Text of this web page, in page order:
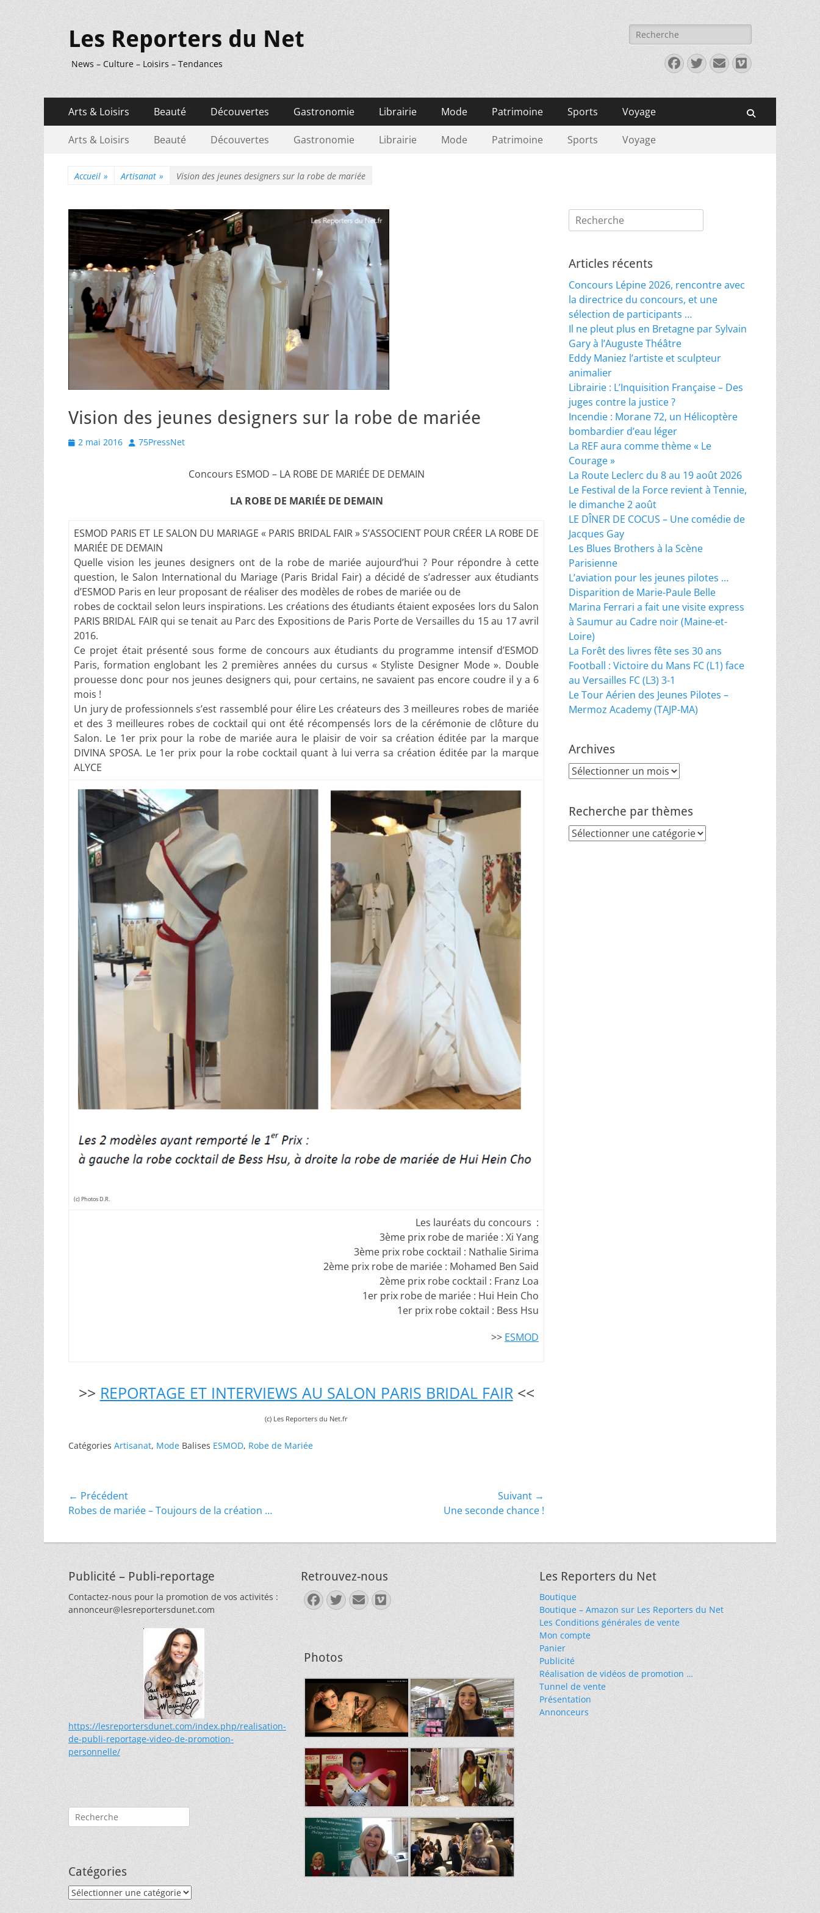
Les Reporters du Net
News – Culture – Loisirs – Tendances
Rechercher :
Facebook
Twitter
E-
mail
Vimeo
Menu
principal
contenu
Arts & Loisirs Beauté Découvertes Gastronomie Librairie Mode Patrimoine Sports Voyage
Menu
Arts & Loisirs Beauté Découvertes Gastronomie Librairie Mode Patrimoine Sports Voyage
Accueil » Artisanat » Vision des jeunes designers sur la robe de mariée
Vision des jeunes designers sur la robe de mariée
Posted
2 mai 2016 Author
75PressNet
Concours ESMOD – LA ROBE DE MARIÉE DE DEMAIN
LA ROBE DE MARIÉE DE DEMAIN
ESMOD PARIS ET LE SALON DU MARIAGE « PARIS BRIDAL FAIR » S’ASSOCIENT POUR CRÉER LA ROBE DE
MARIÉE DE DEMAIN
Quelle vision les jeunes designers ont de la robe de mariée aujourd’hui ? Pour répondre à cette
question, le Salon International du Mariage (Paris Bridal Fair) a décidé de s’adresser aux étudiants
d’ESMOD Paris en leur proposant de réaliser des modèles de robes de mariée ou de
robes de cocktail selon leurs inspirations. Les créations des étudiants étaient exposées lors du Salon
PARIS BRIDAL FAIR qui se tenait au Parc des Expositions de Paris Porte de Versailles du 15 au 17 avril
2016.
Ce projet était présenté sous forme de concours aux étudiants du programme intensif d’ESMOD
Paris, formation englobant les 2 premières années du cursus « Styliste Designer Mode ». Double
prouesse donc pour nos jeunes designers qui, pour certains, ne savaient pas encore coudre il y a 6
mois !
Un jury de professionnels s’est rassemblé pour élire Les créateurs des 3 meilleures robes de mariée
et des 3 meilleures robes de cocktail qui ont été récompensés lors de la cérémonie de clôture du
Salon. Le 1er prix pour la robe de mariée aura le plaisir de voir sa création éditée par la marque
DIVINA SPOSA. Le 1er prix pour la robe cocktail quant à lui verra sa création éditée par la marque
ALYCE
(c) Photos D.R.
Les lauréats du concours :
3ème prix robe de mariée : Xi Yang
3ème prix robe cocktail : Nathalie Sirima
2ème prix robe de mariée : Mohamed Ben Said
2ème prix robe cocktail : Franz Loa
1er prix robe de mariée : Hui Hein Cho
1er prix robe coktail : Bess Hsu
>> ESMOD
>> REPORTAGE ET INTERVIEWS AU SALON PARIS BRIDAL FAIR<<
(c) Les Reporters du Net.fr
Catégories Artisanat, Mode Balises ESMOD, Robe de Mariée
Navigation
de
l’article
← Précédent
Article
Robes de mariée – Toujours de la création …
Suivant →
Une seconde chance !
Rechercher :
Articles récents
Concours Lépine 2026, rencontre avec
la directrice du concours, et une
sélection de participants …
Il ne pleut plus en Bretagne par Sylvain
Gary à l’Auguste Théâtre
Eddy Maniez l’artiste et sculpteur
animalier
Librairie : L’Inquisition Française – Des
juges contre la justice ?
Incendie : Morane 72, un Hélicoptère
bombardier d’eau léger
La REF aura comme thème « Le
Courage »
La Route Leclerc du 8 au 19 août 2026
Le Festival de la Force revient à Tennie,
le dimanche 2 août
LE DÎNER DE COCUS – Une comédie de
Jacques Gay
Les Blues Brothers à la Scène
Parisienne
L’aviation pour les jeunes pilotes …
Disparition de Marie-Paule Belle
Marina Ferrari a fait une visite express
à Saumur au Cadre noir (Maine-et-
Loire)
La Forêt des livres fête ses 30 ans
Football : Victoire du Mans FC (L1) face
au Versailles FC (L3) 3-1
Le Tour Aérien des Jeunes Pilotes –
Mermoz Academy (TAJP-MA)
Archives
Archives
Recherche par thèmes
Recherche
Publicité – Publi-reportage
Contactez-nous pour la promotion de vos activités :
annonceur@lesreportersdunet.com
https://lesreportersdunet.com/index.php/realisation-
de-publi-reportage-video-de-promotion-
personnelle/
Rechercher :
Catégories
Catégories
Retrouvez-nous
Facebook
Twitter
E-
mail
Vimeo
Photos
Les Reporters du Net
Boutique
Boutique – Amazon sur Les Reporters du Net
Les Conditions générales de vente
Mon compte
Panier
Publicité
Réalisation de vidéos de promotion …
Tunnel de vente
Présentation
Annonceurs